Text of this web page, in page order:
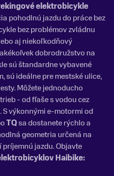
ové elektrobicykle
pohodlnú jazdu do práce bez
bez problémov zvládnu
aj niekoľkodňový
dobrodružstvo na
sú štandardne vybavené
sú ideálne pre mestské ulice,
Môžete jednoducho
- od fľaše s vodou cez
výkonnými e-motormi od
TQsa dostanete rýchlo a
geometria určená na
jazdu. Objavte
Haibike: